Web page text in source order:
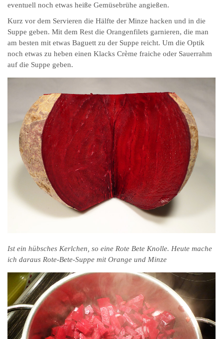
eventuell noch etwas heiße Gemüsebrühe angießen.
Kurz vor dem Servieren die Hälfte der Minze hacken und in die
Suppe geben. Mit dem Rest die Orangenfilets garnieren, die man
am besten mit etwas Baguett zu der Suppe reicht. Um die Optik
noch etwas zu heben einen Klacks Crème fraiche oder Sauerrahm
auf die Suppe geben.
Ist ein hübsches Kerlchen, so eine Rote Bete Knolle. Heute mache
ich daraus Rote-Bete-Suppe mit Orange und Minze